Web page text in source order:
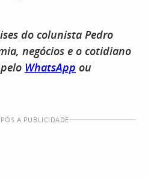
do colunista Pedro
negócios e o cotidiano
WhatsApp ou
A PUBLICIDADE